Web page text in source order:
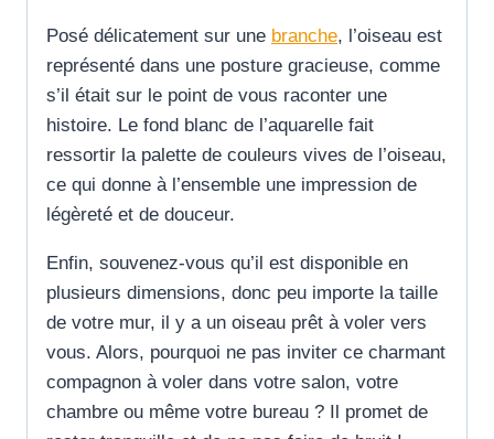
Posé délicatement sur une branche, l’oiseau est
représenté dans une posture gracieuse, comme
s’il était sur le point de vous raconter une
histoire. Le fond blanc de l’aquarelle fait
ressortir la palette de couleurs vives de l’oiseau,
ce qui donne à l’ensemble une impression de
légèreté et de douceur.
Enfin, souvenez-vous qu’il est disponible en
plusieurs dimensions, donc peu importe la taille
de votre mur, il y a un oiseau prêt à voler vers
vous. Alors, pourquoi ne pas inviter ce charmant
compagnon à voler dans votre salon, votre
chambre ou même votre bureau ? Il promet de